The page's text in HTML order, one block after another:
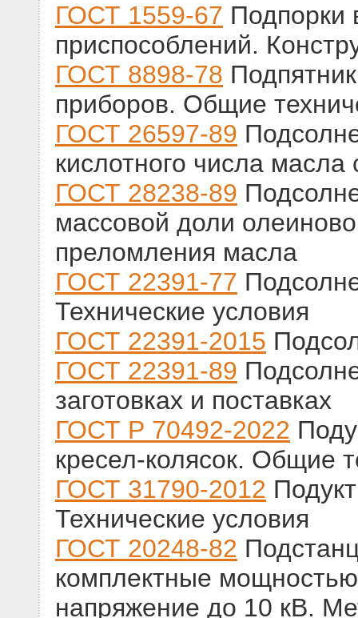
ГОСТ 1559-67 Подпорки
приспособлений.
ГОСТ 8898-78
приборов. Общие
ГОСТ 26597-89
кислотного числа
ГОСТ 28238-89
массовой доли
преломления масла
ГОСТ 22391-77
Технические условия
ГОСТ 22391-2015
ГОСТ 22391-89
заготовках и поставках
ГОСТ Р 70492-2022
кресел-колясок. Общие
ГОСТ 31790-2012
Технические условия
ГОСТ 20248-82
комплектные
напряжение до 10 кВ.